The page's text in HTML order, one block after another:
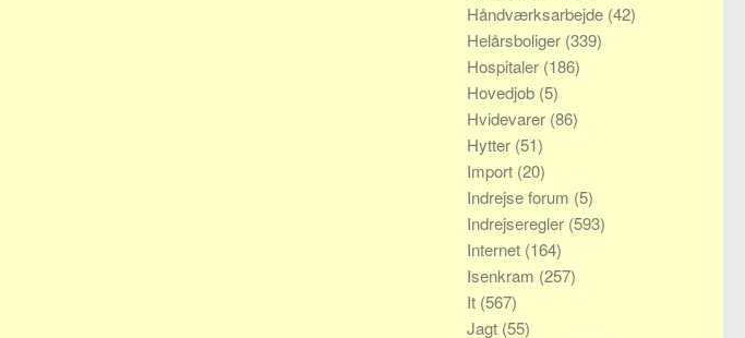
Håndværksarbejde (42)
Helårsboliger (339)
Hospitaler (186)
Hovedjob (5)
Hvidevarer (86)
Hytter (51)
Import (20)
Indrejse forum (5)
Indrejseregler (593)
Internet (164)
Isenkram (257)
It (567)
Jagt (55)